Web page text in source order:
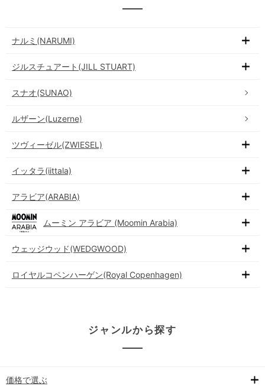
ナルミ(NARUMI)
ジルスチュアート(JILL STUART)
スナオ(SUNAO)
ルザーン(Luzerne)
ツヴィーゼル(ZWIESEL)
イッタラ(iittala)
アラビア(ARABIA)
ムーミン アラビア (Moomin Arabia)
ウェッジウッド(WEDGWOOD)
ロイヤルコペンハーゲン(Royal Copenhagen)
ジャンルから探す
価格で選ぶ